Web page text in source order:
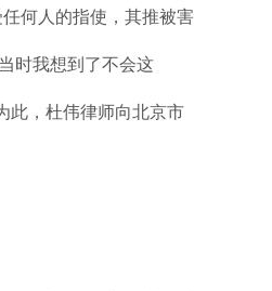
何人的指使，其推被害
时我想到了不会这
此，杜伟律师向北京市